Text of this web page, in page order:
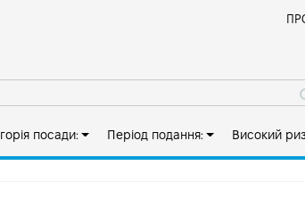
посади: Період подання: Високий